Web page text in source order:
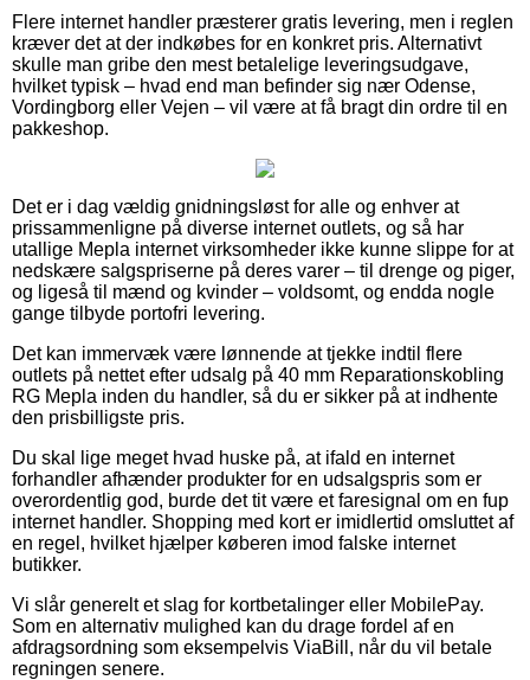
Flere internet handler præsterer gratis levering, men i reglen
kræver det at der indkøbes for en konkret pris. Alternativt
skulle man gribe den mest betalelige leveringsudgave,
hvilket typisk – hvad end man befinder sig nær Odense,
Vordingborg eller Vejen – vil være at få bragt din ordre til en
pakkeshop.
Det er i dag vældig gnidningsløst for alle og enhver at
prissammenligne på diverse internet outlets, og så har
utallige Mepla internet virksomheder ikke kunne slippe for at
nedskære salgspriserne på deres varer – til drenge og piger,
og ligeså til mænd og kvinder – voldsomt, og endda nogle
gange tilbyde portofri levering.
Det kan immervæk være lønnende at tjekke indtil flere
outlets på nettet efter udsalg på 40 mm Reparationskobling
RG Mepla inden du handler, så du er sikker på at indhente
den prisbilligste pris.
Du skal lige meget hvad huske på, at ifald en internet
forhandler afhænder produkter for en udsalgspris som er
overordentlig god, burde det tit være et faresignal om en fup
internet handler. Shopping med kort er imidlertid omsluttet af
en regel, hvilket hjælper køberen imod falske internet
butikker.
Vi slår generelt et slag for kortbetalinger eller MobilePay.
Som en alternativ mulighed kan du drage fordel af en
afdragsordning som eksempelvis ViaBill, når du vil betale
regningen senere.